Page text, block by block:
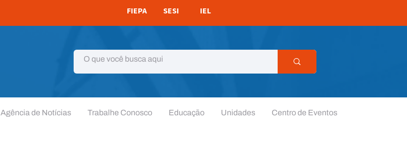
FIEPA SESI IEL
Agência de Notícias Trabalhe Conosco Educação Unidades Centro de Eventos